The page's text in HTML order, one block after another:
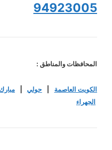
94923005
المحافظات والمناطق :
الكويت العاصمة حولي|مبارك
الجهراء